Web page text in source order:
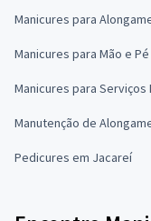
Manicures para
Manicures para Mão e
Manicures para
Manutenção de
Pedicures em Jacareí